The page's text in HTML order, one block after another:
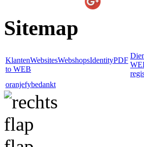
Sitemap
KlantenWebsitesWebshopsIdentityPDF
to WEB
oranjefybedankt